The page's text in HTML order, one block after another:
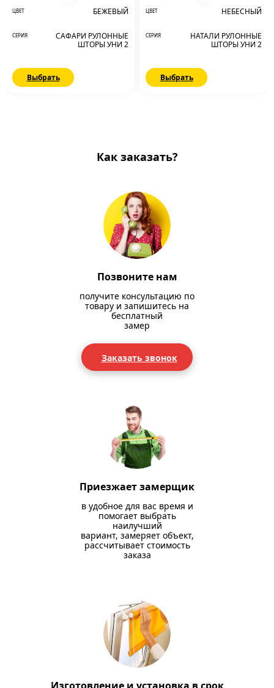
ЦВЕТ БЕЖЕВЫЙ
СЕРИЯ
САФАРИ РУЛОННЫЕ
ШТОРЫ УНИ 2
Выбрать
ЦВЕТ НЕБЕСНЫЙ
СЕРИЯ
НАТАЛИ РУЛОННЫЕ
ШТОРЫ УНИ 2
Выбрать
Как заказать?
Позвоните нам
получите консультацию по
товару и запишитесь на
бесплатный
замер
Заказать звонок
Приезжает замерщик
в удобное для вас время и
помогает выбрать
наилучший
вариант, замеряет объект,
рассчитывает стоимость
заказа